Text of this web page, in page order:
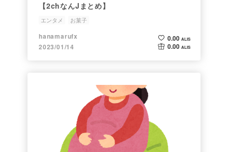
【2chなんJまとめ】
エンタメ お菓子
hanamarufx
2023/01/14
0.00 ALIS
0.00 ALIS